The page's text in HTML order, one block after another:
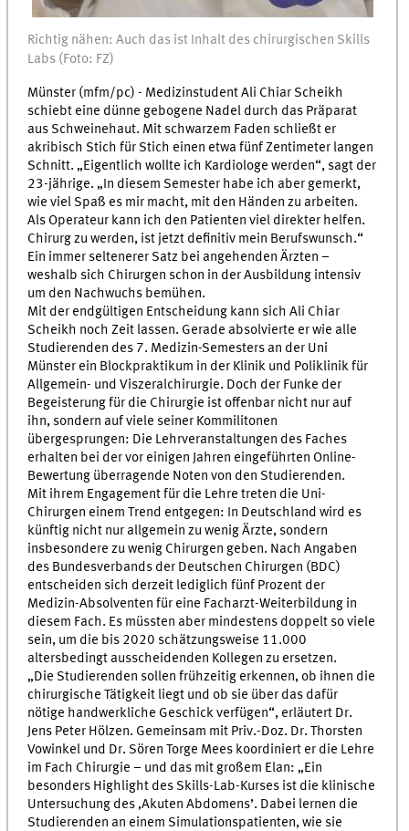
Richtig nähen: Auch das ist Inhalt des chirurgischen Skills
Labs (Foto: FZ)
Münster (mfm/pc) - Medizinstudent Ali Chiar Scheikh
schiebt eine dünne gebogene Nadel durch das Präparat
aus Schweinehaut. Mit schwarzem Faden schließt er
akribisch Stich für Stich einen etwa fünf Zentimeter langen
Schnitt. „Eigentlich wollte ich Kardiologe werden“, sagt der
23-jährige. „In diesem Semester habe ich aber gemerkt,
wie viel Spaß es mir macht, mit den Händen zu arbeiten.
Als Operateur kann ich den Patienten viel direkter helfen.
Chirurg zu werden, ist jetzt definitiv mein Berufswunsch.“
Ein immer seltenerer Satz bei angehenden Ärzten –
weshalb sich Chirurgen schon in der Ausbildung intensiv
um den Nachwuchs bemühen.
Mit der endgültigen Entscheidung kann sich Ali Chiar
Scheikh noch Zeit lassen. Gerade absolvierte er wie alle
Studierenden des 7. Medizin-Semesters an der Uni
Münster ein Blockpraktikum in der Klinik und Poliklinik für
Allgemein- und Viszeralchirurgie. Doch der Funke der
Begeisterung für die Chirurgie ist offenbar nicht nur auf
ihn, sondern auf viele seiner Kommilitonen
übergesprungen: Die Lehrveranstaltungen des Faches
erhalten bei der vor einigen Jahren eingeführten Online-
Bewertung überragende Noten von den Studierenden.
Mit ihrem Engagement für die Lehre treten die Uni-
Chirurgen einem Trend entgegen: In Deutschland wird es
künftig nicht nur allgemein zu wenig Ärzte, sondern
insbesondere zu wenig Chirurgen geben. Nach Angaben
des Bundesverbands der Deutschen Chirurgen (BDC)
entscheiden sich derzeit lediglich fünf Prozent der
Medizin-Absolventen für eine Facharzt-Weiterbildung in
diesem Fach. Es müssten aber mindestens doppelt so viele
sein, um die bis 2020 schätzungsweise 11.000
altersbedingt ausscheidenden Kollegen zu ersetzen.
„Die Studierenden sollen frühzeitig erkennen, ob ihnen die
chirurgische Tätigkeit liegt und ob sie über das dafür
nötige handwerkliche Geschick verfügen“, erläutert Dr.
Jens Peter Hölzen. Gemeinsam mit Priv.-Doz. Dr. Thorsten
Vowinkel und Dr. Sören Torge Mees koordiniert er die Lehre
im Fach Chirurgie – und das mit großem Elan: „Ein
besonders Highlight des Skills-Lab-Kurses ist die klinische
Untersuchung des ‚Akuten Abdomens’. Dabei lernen die
Studierenden an einem Simulationspatienten, wie sie